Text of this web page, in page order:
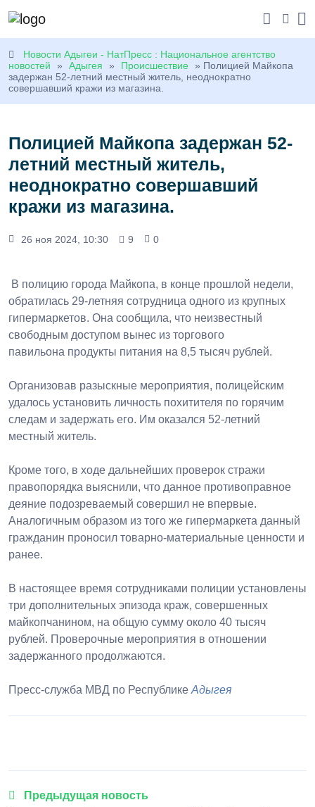
Новости Адыгеи - НатПресс : Национальное агентство
новостей
» Адыгея » Происшествие
» Полицией Майкопа
задержан 52-летний местный житель, неоднократно
совершавший кражи из магазина.
Полицией Майкопа задержан 52-
летний местный житель,
неоднократно совершавший
кражи из магазина.
26 ноя 2024, 10:30 9 0
В полицию города Майкопа, в конце прошлой недели,
обратилась 29-летняя сотрудница одного из крупных
гипермаркетов. Она сообщила, что неизвестный
свободным доступом вынес из торгового
павильона продукты питания на 8,5 тысяч рублей.
Организовав разыскные мероприятия, полицейским
удалось установить личность похитителя по горячим
следам и задержать его. Им оказался 52-летний
местный житель.
Кроме того, в ходе дальнейших проверок стражи
правопорядка выяснили, что данное противоправное
деяние подозреваемый совершил не впервые.
Аналогичным образом из того же гипермаркета данный
гражданин проносил товарно-материальные ценности и
ранее.
В настоящее время сотрудниками полиции установлены
три дополнительных эпизода краж, совершенных
майкопчанином, на общую сумму около 40 тысяч
рублей. Проверочные мероприятия в отношении
задержанного продолжаются.
Пресс-служба МВД по Республике Адыгея
Предыдущая новость